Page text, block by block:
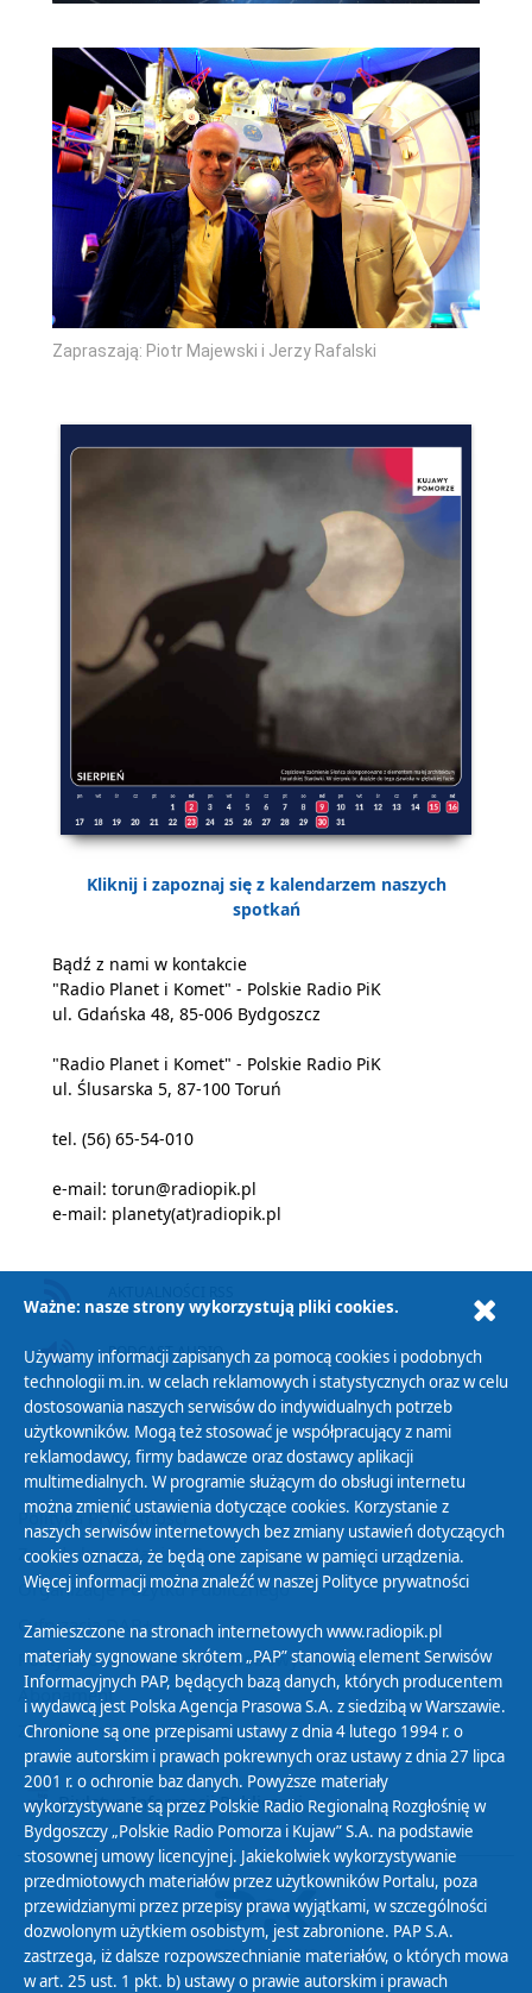
Zapraszają: Piotr Majewski i Jerzy Rafalski
Kliknij i zapoznaj się z kalendarzem naszych
spotkań
Bądź z nami w kontakcie
"Radio Planet i Komet" - Polskie Radio PiK
ul. Gdańska 48, 85-006 Bydgoszcz
"Radio Planet i Komet" - Polskie Radio PiK
ul. Ślusarska 5, 87-100 Toruń
tel. (56) 65-54-010
e-mail: torun@radiopik.pl
e-mail: planety(at)radiopik.pl
PODCAST AUDIO
Polityka Prywatności
Zasady korzystania z Serwisu
Organizacje Pożytku Publicznego
Cyfryzacja DAB+
Polityka ochrony danych osobowych
Abonament
Zamówienia publiczne
Biuletyn Informacji Publicznej
Ważne: nasze strony wykorzystują pliki cookies.
Używamy informacji zapisanych za pomocą cookies i podobnych
technologii m.in. w celach reklamowych i statystycznych oraz w celu
dostosowania naszych serwisów do indywidualnych potrzeb
użytkowników. Mogą też stosować je współpracujący z nami
reklamodawcy, firmy badawcze oraz dostawcy aplikacji
multimedialnych. W programie służącym do obsługi internetu
można zmienić ustawienia dotyczące cookies. Korzystanie z
naszych serwisów internetowych bez zmiany ustawień dotyczących
cookies oznacza, że będą one zapisane w pamięci urządzenia.
Więcej informacji można znaleźć w naszej Polityce prywatności
Zamieszczone na stronach internetowych www.radiopik.pl
materiały sygnowane skrótem „PAP” stanowią element Serwisów
Informacyjnych PAP, będących bazą danych, których producentem
i wydawcą jest Polska Agencja Prasowa S.A. z siedzibą w Warszawie.
Chronione są one przepisami ustawy z dnia 4 lutego 1994 r. o
prawie autorskim i prawach pokrewnych oraz ustawy z dnia 27 lipca
2001 r. o ochronie baz danych. Powyższe materiały
wykorzystywane są przez Polskie Radio Regionalną Rozgłośnię w
Bydgoszczy „Polskie Radio Pomorza i Kujaw” S.A. na podstawie
stosownej umowy licencyjnej. Jakiekolwiek wykorzystywanie
przedmiotowych materiałów przez użytkowników Portalu, poza
przewidzianymi przez przepisy prawa wyjątkami, w szczególności
dozwolonym użytkiem osobistym, jest zabronione. PAP S.A.
zastrzega, iż dalsze rozpowszechnianie materiałów, o których mowa
w art. 25 ust. 1 pkt. b) ustawy o prawie autorskim i prawach